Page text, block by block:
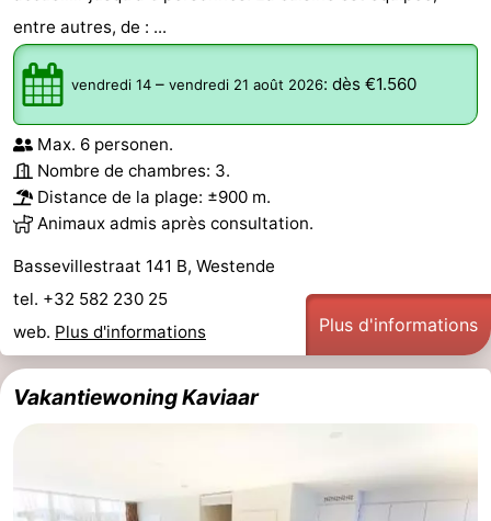
entre autres, de : ...
vendredi 14 – vendredi 21 août 2026: dès €1.560
Max. 6 personen.
Nombre de chambres: 3.
Distance de la plage: ±900 m.
Animaux admis après consultation.
Bassevillestraat 141 B, Westende
tel. +32 582 230 25
web. Plus d'informations Plus d'informations
Vakantiewoning Kaviaar